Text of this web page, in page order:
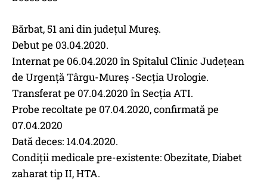
Bărbat, 51 ani din județul Mureș.
Debut pe 03.04.2020.
Internat pe 06.04.2020 în Spitalul Clinic Județean
de Urgență Târgu-Mureș -Secția Urologie.
Transferat pe 07.04.2020 în Secția ATI.
Probe recoltate pe 07.04.2020, confirmată pe
07.04.2020
Dată deces: 14.04.2020.
Condiții medicale pre-existente: Obezitate, Diabet
zaharat tip II, HTA.